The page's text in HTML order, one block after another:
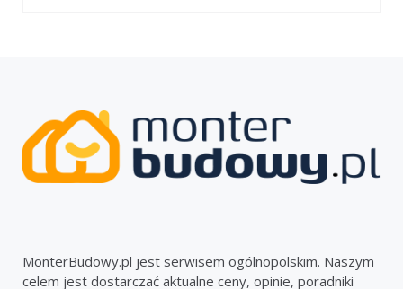
MonterBudowy.pl jest serwisem ogólnopolskim. Naszym
celem jest dostarczać aktualne ceny, opinie, poradniki